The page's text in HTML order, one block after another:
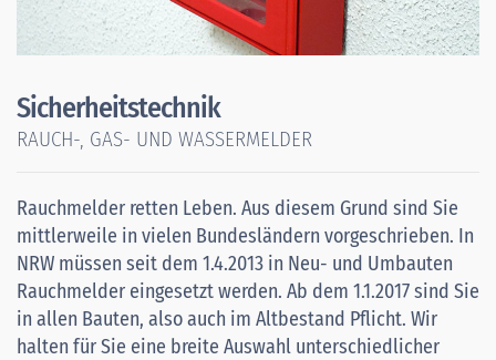
Sicherheitstechnik
RAUCH-, GAS- UND WASSERMELDER
Rauchmelder retten Leben. Aus diesem Grund sind Sie
mittlerweile in vielen Bundesländern vorgeschrieben. In
NRW müssen seit dem 1.4.2013 in Neu- und Umbauten
Rauchmelder eingesetzt werden. Ab dem 1.1.2017 sind Sie
in allen Bauten, also auch im Altbestand Pflicht. Wir
halten für Sie eine breite Auswahl unterschiedlicher